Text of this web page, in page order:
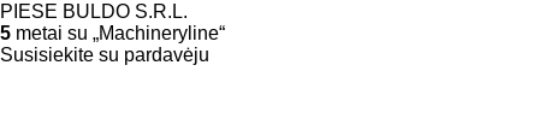
PIESE BULDO S.R.L.
5 metai su „Machineryline“
Susisiekite su pardavėju